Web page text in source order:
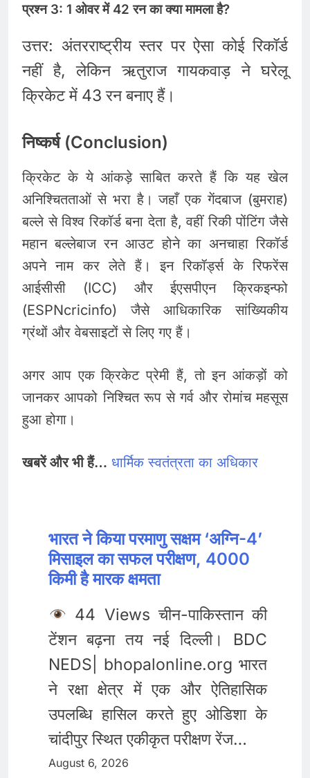
प्रश्न 3: 1 ओवर में 42 रन का क्या मामला है?
उत्तर: अंतरराष्ट्रीय स्तर पर ऐसा कोई रिकॉर्ड
नहीं है, लेकिन ऋतुराज गायकवाड़ ने घरेलू
क्रिकेट में 43 रन बनाए हैं।
निष्कर्ष (Conclusion)
क्रिकेट के ये आंकड़े साबित करते हैं कि यह खेल
अनिश्चितताओं से भरा है। जहाँ एक गेंदबाज (बुमराह)
बल्ले से विश्व रिकॉर्ड बना देता है, वहीं रिकी पोंटिंग जैसे
महान बल्लेबाज रन आउट होने का अनचाहा रिकॉर्ड
अपने नाम कर लेते हैं। इन रिकॉर्ड्स के रिफरेंस
आईसीसी (ICC) और ईएसपीएन क्रिकइन्फो
(ESPNcricinfo) जैसे आधिकारिक सांख्यिकीय
ग्रंथों और वेबसाइटों से लिए गए हैं।
अगर आप एक क्रिकेट प्रेमी हैं, तो इन आंकड़ों को
जानकर आपको निश्चित रूप से गर्व और रोमांच महसूस
हुआ होगा।
खबरें और भी हैं… धार्मिक स्वतंत्रता का अधिकार
भारत ने किया परमाणु सक्षम ‘अग्नि-4’
मिसाइल का सफल परीक्षण, 4000
किमी है मारक क्षमता
44 Views चीन-पाकिस्तान की
टेंशन बढ़ना तय नई दिल्ली। BDC
NEDS| bhopalonline.org भारत
ने रक्षा क्षेत्र में एक और ऐतिहासिक
उपलब्धि हासिल करते हुए ओडिशा के
चांदीपुर स्थित एकीकृत परीक्षण रेंज…
August 6, 2026